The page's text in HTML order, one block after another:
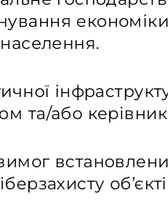
та/або